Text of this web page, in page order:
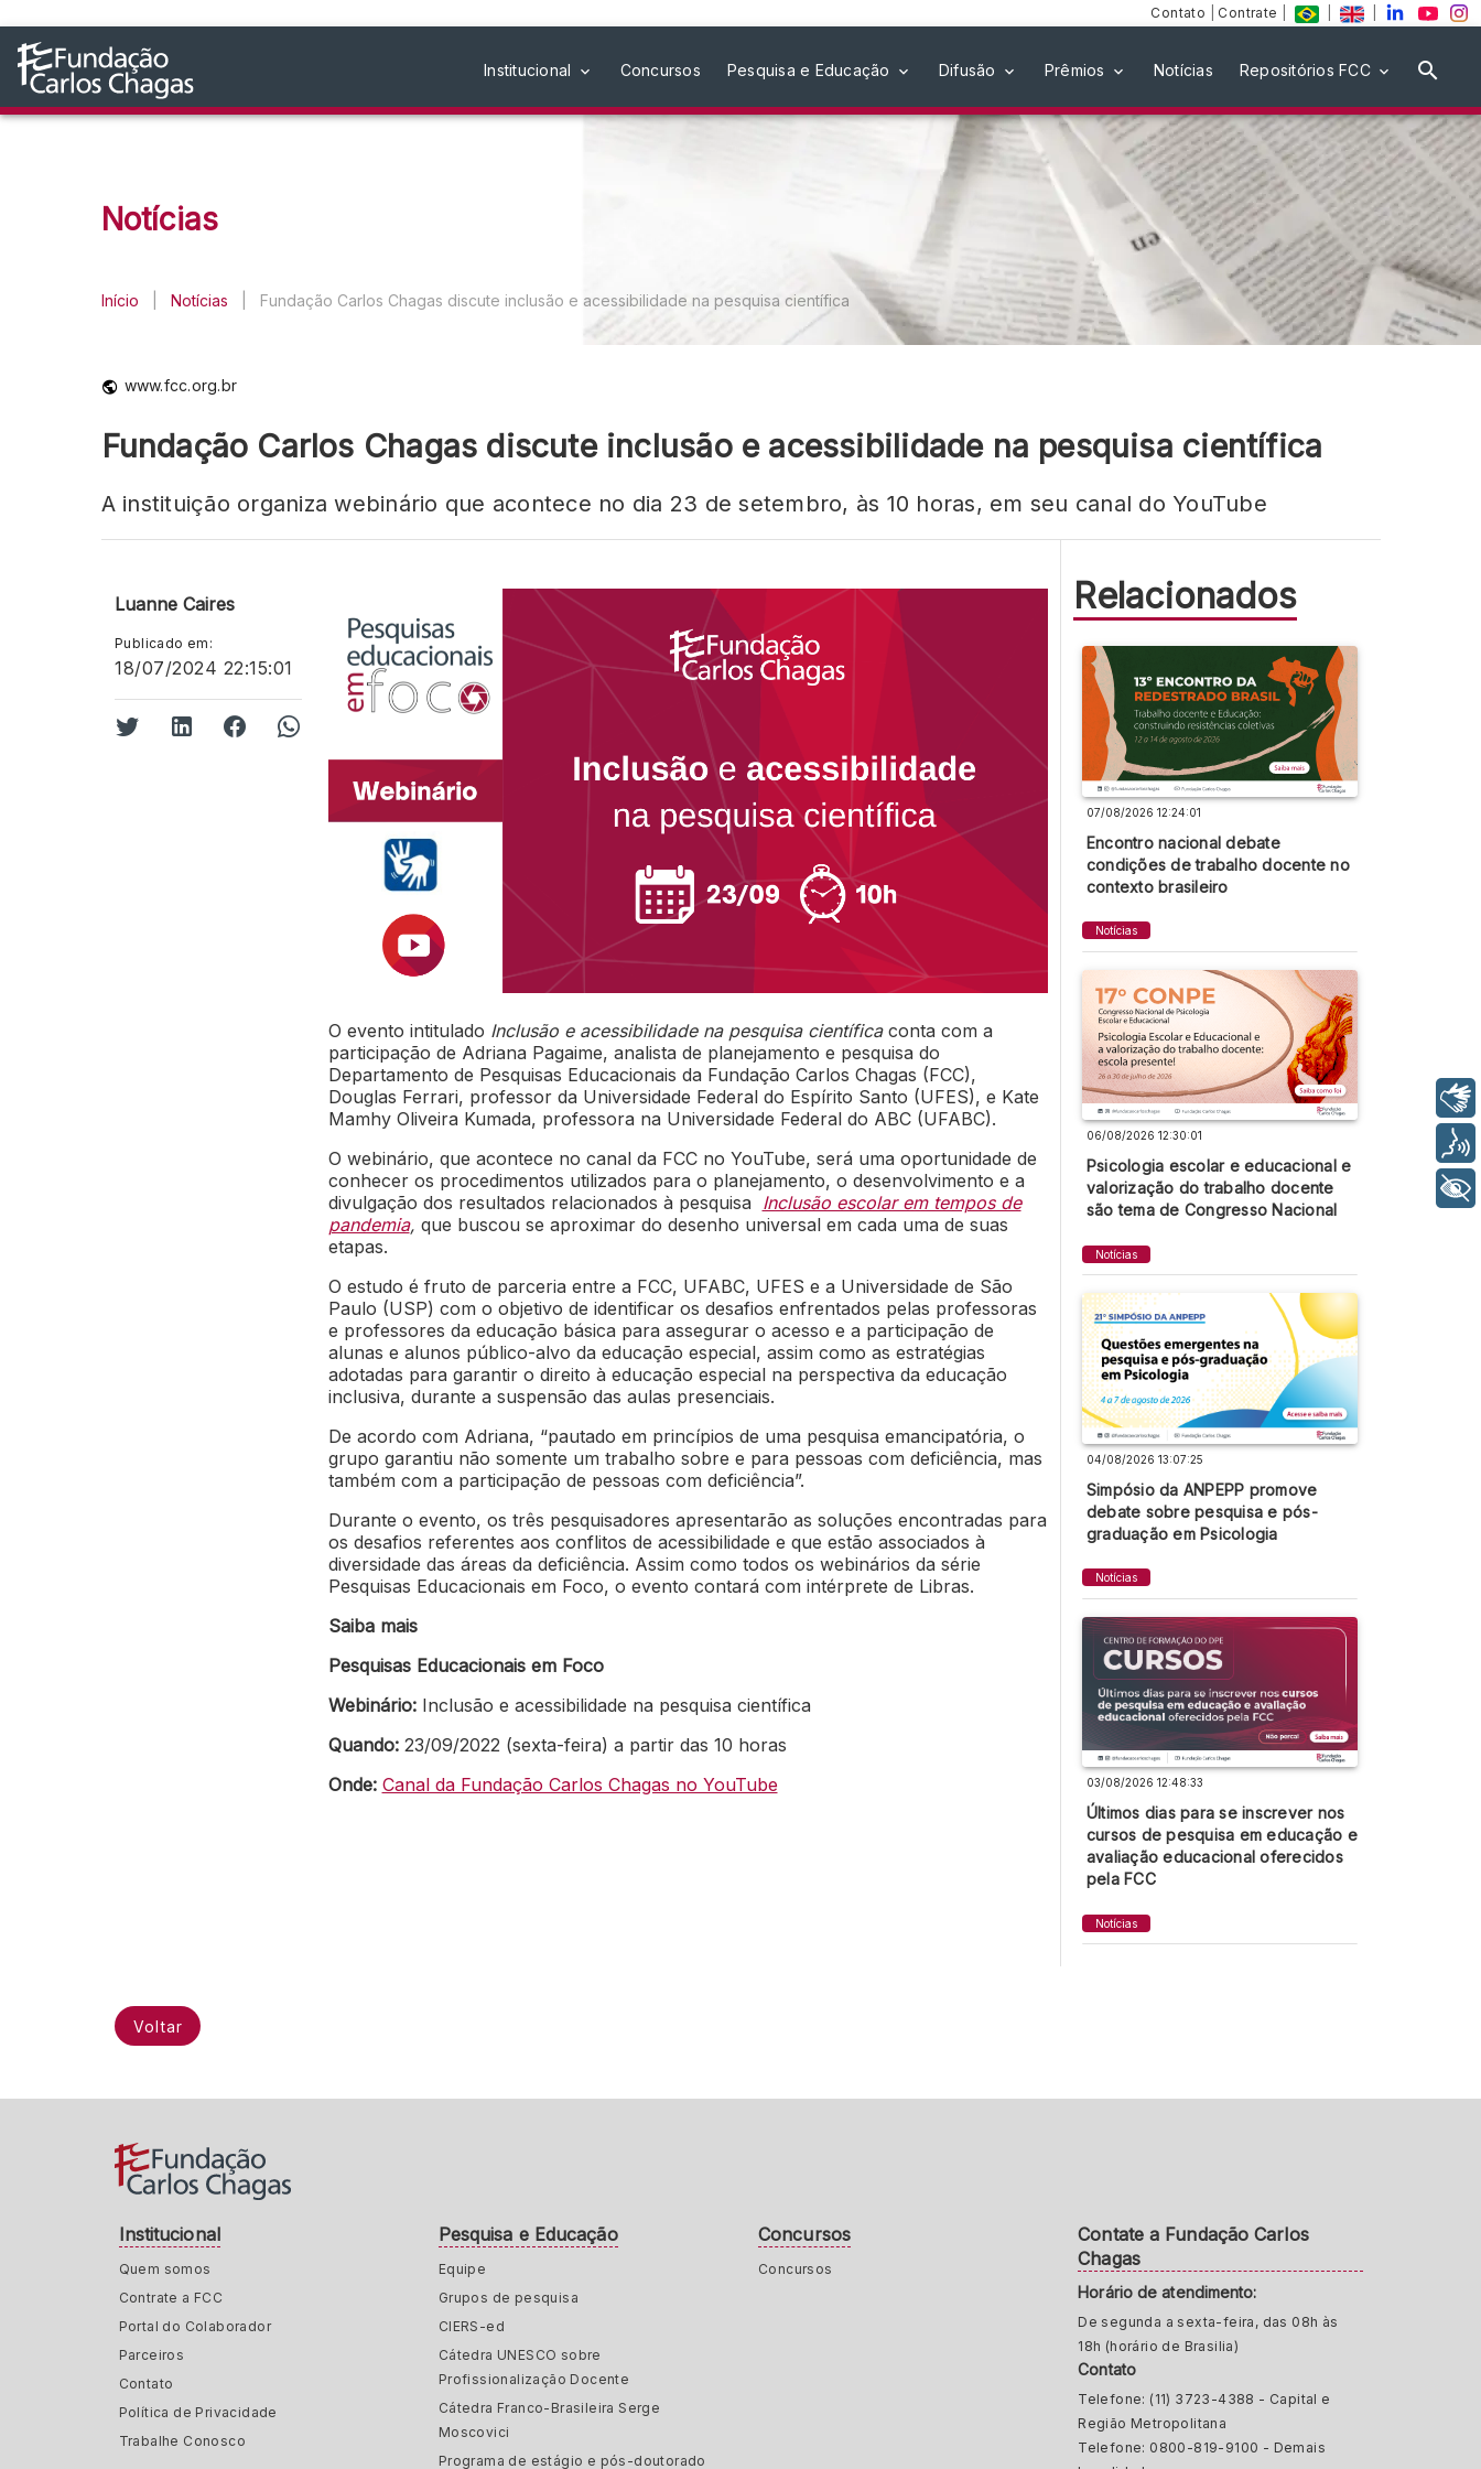
Contato Contrate
Institucional Concursos Pesquisa e Educação Difusão Prêmios Notícias Repositórios FCC
Notícias
Início Notícias Fundação Carlos Chagas discute inclusão e acessibilidade na pesquisa científica
www.fcc.org.br
Fundação Carlos Chagas discute inclusão e acessibilidade na pesquisa científica
A instituição organiza webinário que acontece no dia 23 de setembro, às 10 horas, em seu canal do YouTube
Luanne Caires
Publicado em:
18/07/2024 22:15:01
O evento intitulado Inclusão e acessibilidade na pesquisa científicaconta com a
participação de Adriana Pagaime, analista de planejamento e pesquisa do
Departamento de Pesquisas Educacionais da Fundação Carlos Chagas (FCC),
Douglas Ferrari, professor da Universidade Federal do Espírito Santo (UFES), e Kate
Mamhy Oliveira Kumada, professora na Universidade Federal do ABC (UFABC).
O webinário, que acontece no canal da FCC no YouTube, será uma oportunidade de
conhecer os procedimentos utilizados para o planejamento, o desenvolvimento e a
divulgação dos resultados relacionados à pesquisa Inclusão escolar em tempos de
pandemia, que buscou se aproximar do desenho universal em cada uma de suas
etapas.
O estudo é fruto de parceria entre a FCC, UFABC, UFES e a Universidade de São
Paulo (USP) com o objetivo de identificar os desafios enfrentados pelas professoras
e professores da educação básica para assegurar o acesso e a participação de
alunas e alunos público-alvo da educação especial, assim como as estratégias
adotadas para garantir o direito à educação especial na perspectiva da educação
inclusiva, durante a suspensão das aulas presenciais.
De acordo com Adriana, “pautado em princípios de uma pesquisa emancipatória, o
grupo garantiu não somente um trabalho sobre e para pessoas com deficiência, mas
também com a participação de pessoas com deficiência”.
Durante o evento, os três pesquisadores apresentarão as soluções encontradas para
os desafios referentes aos conflitos de acessibilidade e que estão associados à
diversidade das áreas da deficiência. Assim como todos os webinários da série
Pesquisas Educacionais em Foco, o evento contará com intérprete de Libras.
Saiba mais
Pesquisas Educacionais em Foco
Webinário: Inclusão e acessibilidade na pesquisa científica
Quando:23/09/2022 (sexta-feira) a partir das 10 horas
Onde: Canal da Fundação Carlos Chagas no YouTube
Relacionados
07/08/2026 12:24:01
Encontro nacional debate
condições de trabalho docente no
contexto brasileiro
Notícias
06/08/2026 12:30:01
Psicologia escolar e educacional e
valorização do trabalho docente
são tema de Congresso Nacional
Notícias
04/08/2026 13:07:25
Simpósio da ANPEPP promove
debate sobre pesquisa e pós-
graduação em Psicologia
Notícias
03/08/2026 12:48:33
Últimos dias para se inscrever nos
cursos de pesquisa em educação e
avaliação educacional oferecidos
pela FCC
Notícias
Voltar
Institucional
Quem somos
Contrate a FCC
Portal do Colaborador
Parceiros
Contato
Política de Privacidade
Trabalhe Conosco
Pesquisa e Educação
Equipe
Grupos de pesquisa
CIERS-ed
Cátedra UNESCO sobre
Profissionalização Docente
Cátedra Franco-Brasileira Serge
Moscovici
Programa de estágio e pós-doutorado
Concursos
Concursos
Contate a Fundação Carlos
Chagas
Horário de atendimento:
De segunda a sexta-feira, das 08h às
18h (horário de Brasilia)
Contato
Telefone: (11) 3723-4388 - Capital e
Região Metropolitana
Telefone: 0800-819-9100 - Demais
+ Acessibilidade